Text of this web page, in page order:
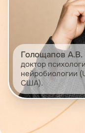
Голощапов А.В.
доктор
нейробиологии
США).